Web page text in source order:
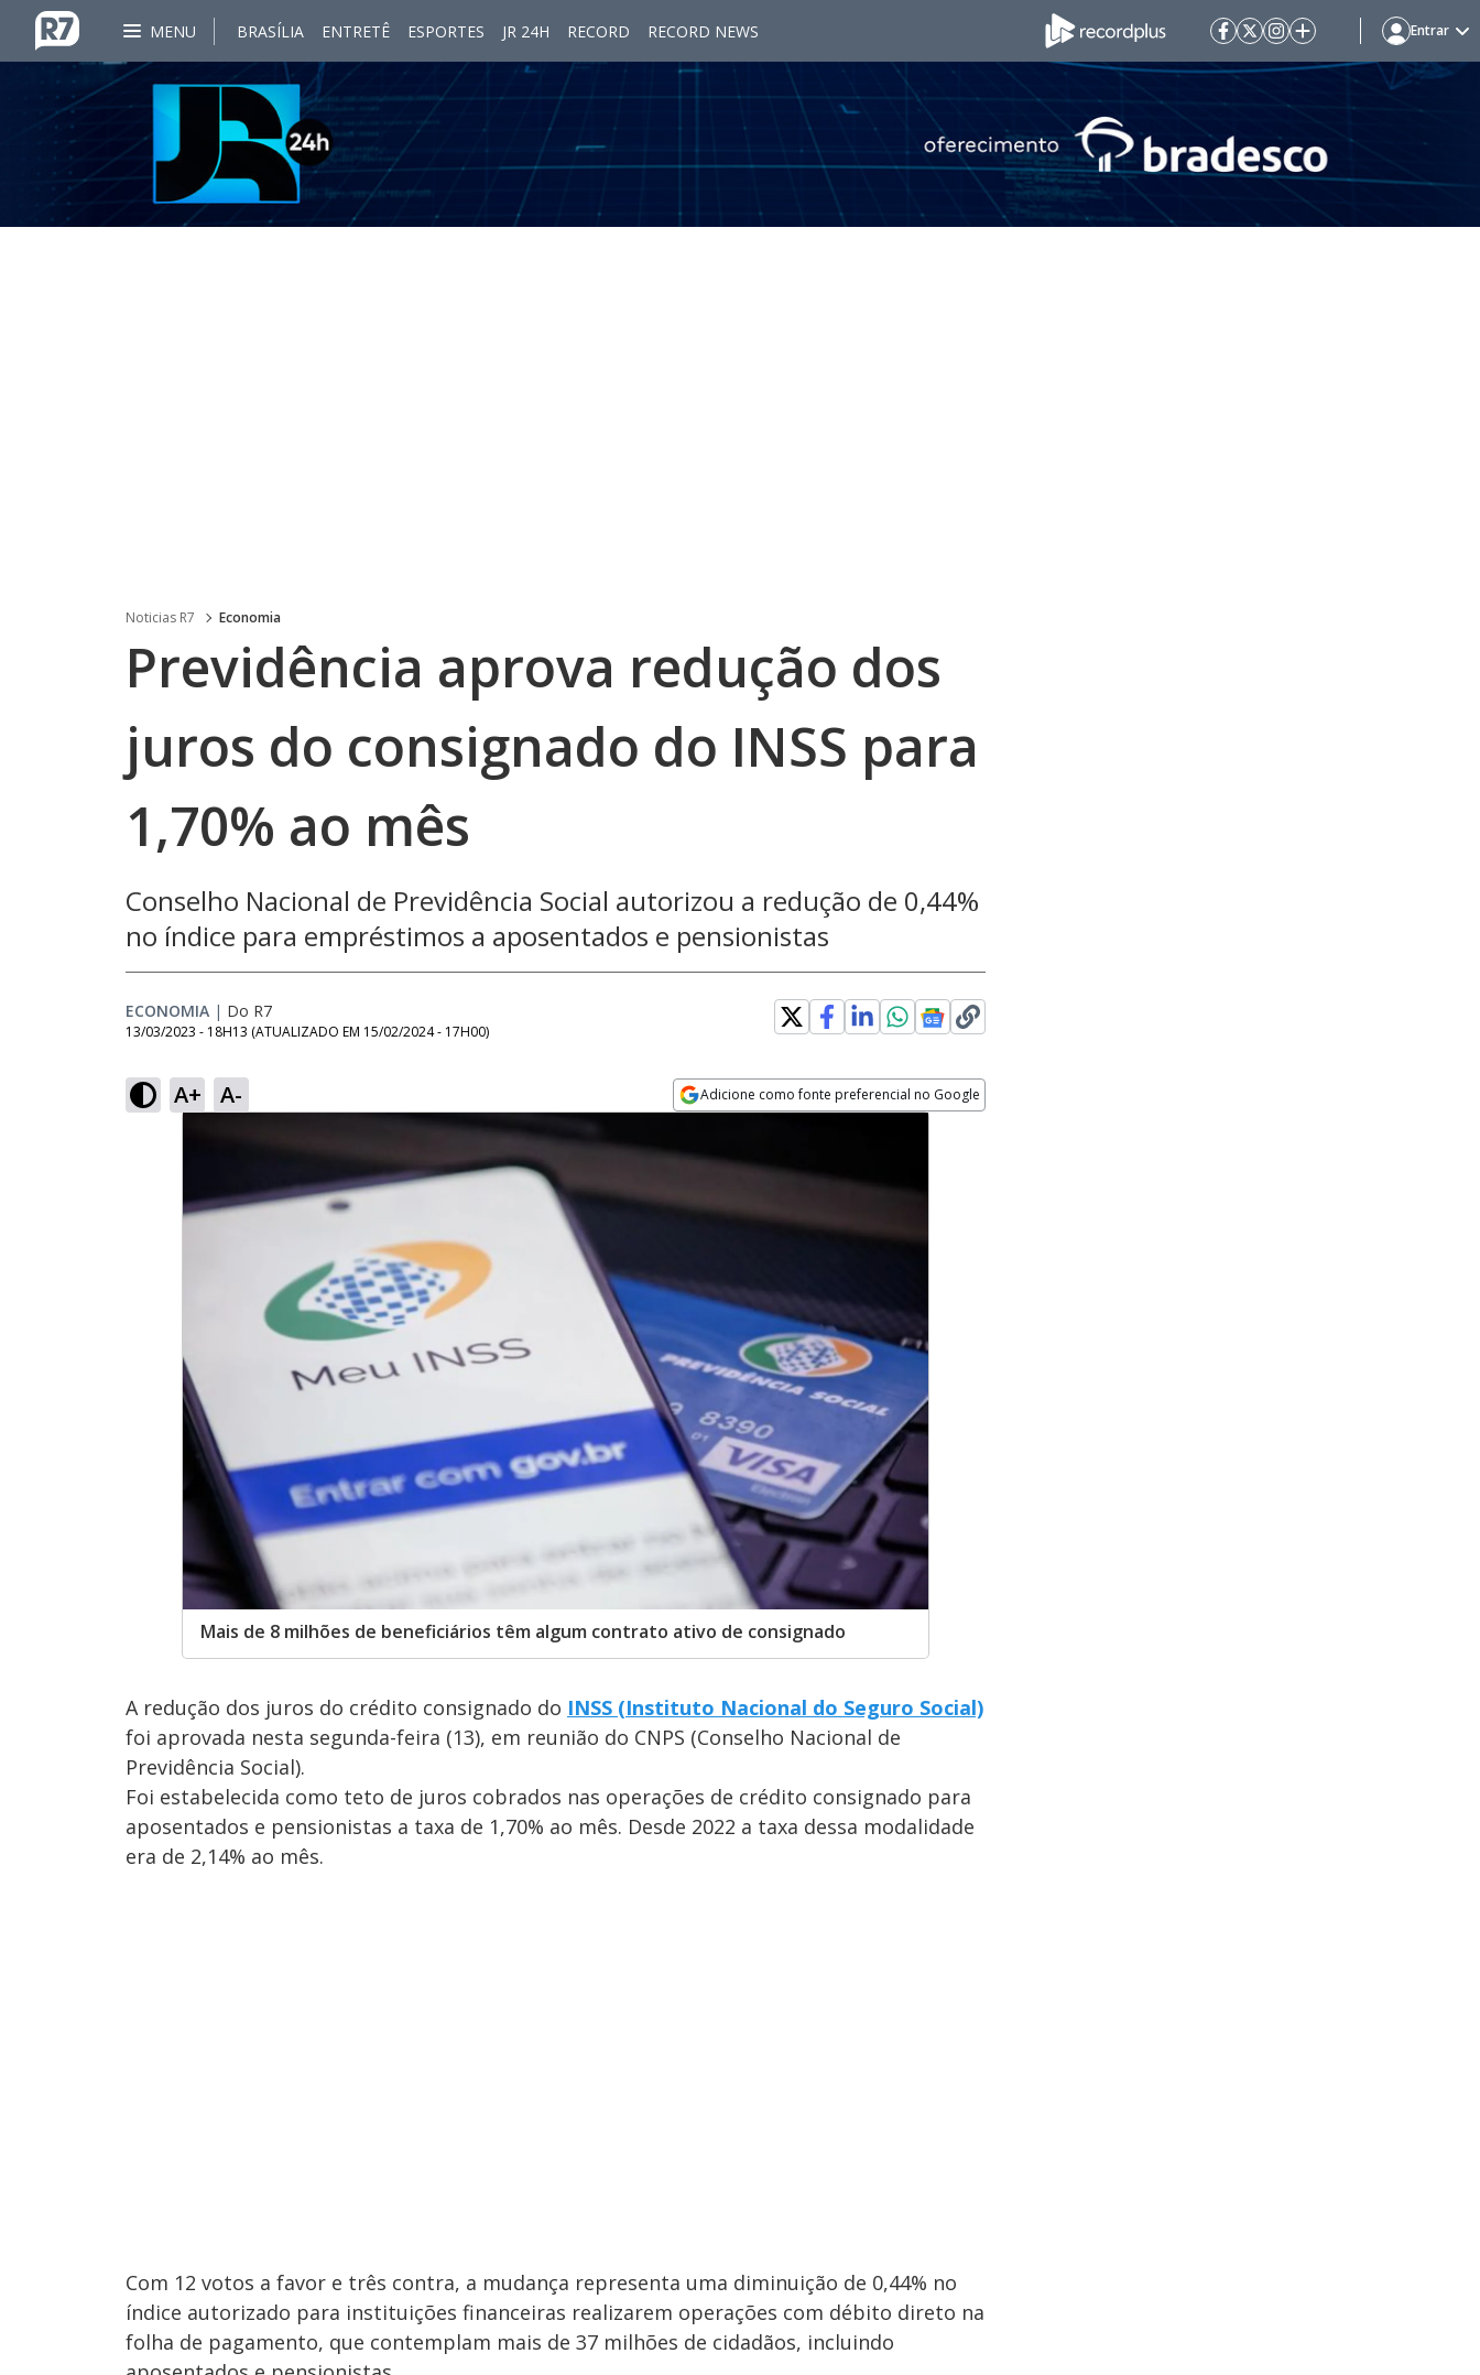
MENU BRASÍLIA ENTRETÊ ESPORTES JR 24H RECORD RECORD NEWS Entrar
Noticias R7 Economia
Previdência aprova redução dos
juros do consignado do INSS para
1,70% ao mês
Conselho Nacional de Previdência Social autorizou a redução de 0,44%
no índice para empréstimos a aposentados e pensionistas
ECONOMIA | Do R7
13/03/2023 - 18H13 (ATUALIZADO EM 15/02/2024 - 17H00)
A+ A- Adicione como fonte preferencial no Google
Mais de 8 milhões de beneficiários têm algum contrato ativo de consignado
A redução dos juros do crédito consignado do INSS (Instituto Nacional do Seguro Social)
foi aprovada nesta segunda-feira (13), em reunião do CNPS (Conselho Nacional de
Previdência Social).
Foi estabelecida como teto de juros cobrados nas operações de crédito consignado para
aposentados e pensionistas a taxa de 1,70% ao mês. Desde 2022 a taxa dessa modalidade
era de 2,14% ao mês.
Com 12 votos a favor e três contra, a mudança representa uma diminuição de 0,44% no
índice autorizado para instituições financeiras realizarem operações com débito direto na
folha de pagamento, que contemplam mais de 37 milhões de cidadãos, incluindo